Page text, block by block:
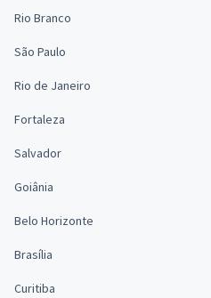
Rio Branco
São Paulo
Rio de Janeiro
Fortaleza
Salvador
Goiânia
Belo Horizonte
Brasília
Curitiba